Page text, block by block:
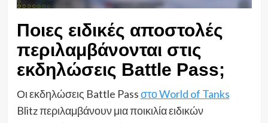
Ποιες ειδικές αποστολές
περιλαμβάνονται στις
εκδηλώσεις Battle Pass;
Οι εκδηλώσεις Battle Passστο World of Tanks
Blitz περιλαμβάνουν μια ποικιλία ειδικών